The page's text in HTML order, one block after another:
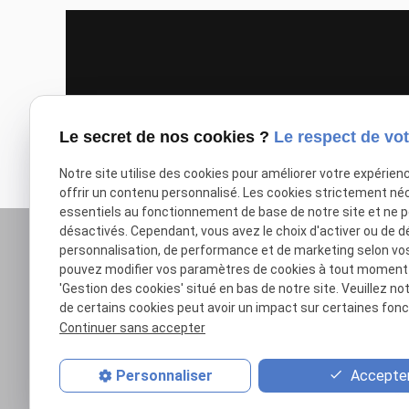
Avocate au Barreau de COUTANCES
Le secret de nos cookies ? Le respect de
Notre site utilise des cookies pour améliorer votre
offrir un contenu personnalisé. Les cookies strictement
essentiels au fonctionnement de base de notre site et ne
désactivés. Cependant, vous avez le choix d'activer ou de
personnalisation, de performance et de marketing selon
pouvez modifier vos paramètres de cookies à tout
'Gestion des cookies' situé en bas de notre site. Veuillez
de certains cookies peut avoir un impact sur certaines
Continuer sans accepter
Personnaliser